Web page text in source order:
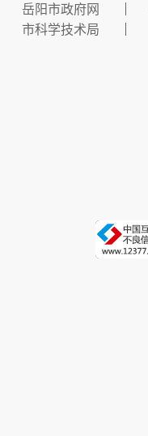
岳阳市政府网
市科学技术局